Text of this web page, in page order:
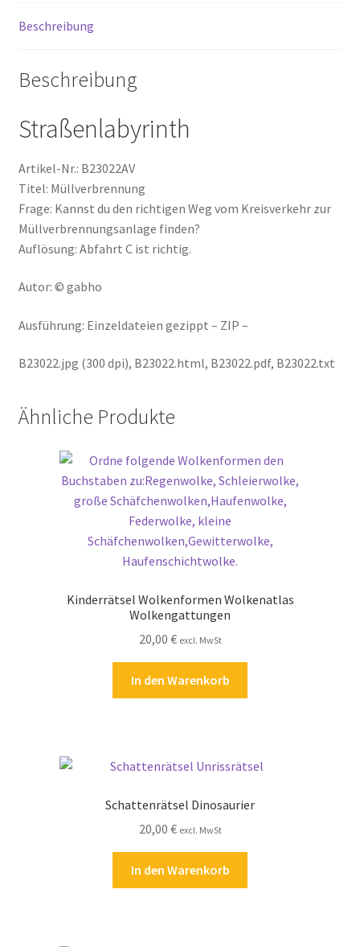
Beschreibung
Beschreibung
Straßenlabyrinth
Artikel-Nr.: B23022AV
Titel: Müllverbrennung
Frage: Kannst du den richtigen Weg vom Kreisverkehr zur
Müllverbrennungsanlage finden?
Auflösung: Abfahrt C ist richtig.
Autor: © gabho
Ausführung: Einzeldateien gezippt – ZIP –
B23022.jpg (300 dpi), B23022.html, B23022.pdf, B23022.txt
Ähnliche Produkte
Kinderrätsel Wolkenformen Wolkenatlas
Wolkengattungen
20,00 € excl. MwSt
In den Warenkorb
Schattenrätsel Dinosaurier
20,00 € excl. MwSt
In den Warenkorb